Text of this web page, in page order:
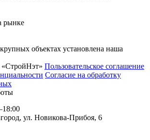
рынке
объектах установлена наша
Пользовательское соглашение
Согласие на обработку
ул. Новикова-Прибоя, 6